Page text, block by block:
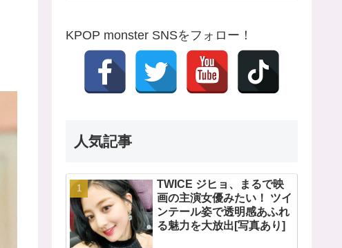
KPOP monster SNSをフォロー！
人気記事
TWICE ジヒョ、まるで映
画の主演女優みたい！ ツイ
ンテール姿で透明感あふれ
る魅力を大放出[写真あり]